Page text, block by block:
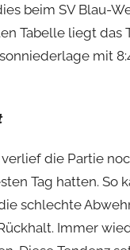
beim SV Blau-
Tabelle liegt das
mit
die Partie
Tag hatten.
schlechte
Immer